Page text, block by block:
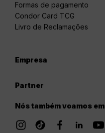
Formas de pagamento
Condor Card TCG
Livro de Reclamações
Empresa
Partner
Nós também voamos em